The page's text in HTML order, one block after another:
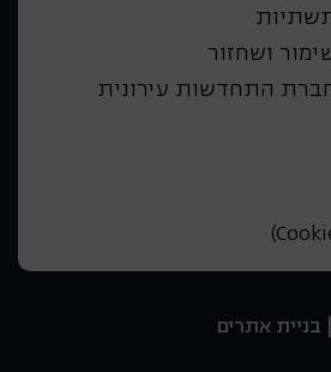
ושחזור
התחדשות עירונית
בניית אתרים